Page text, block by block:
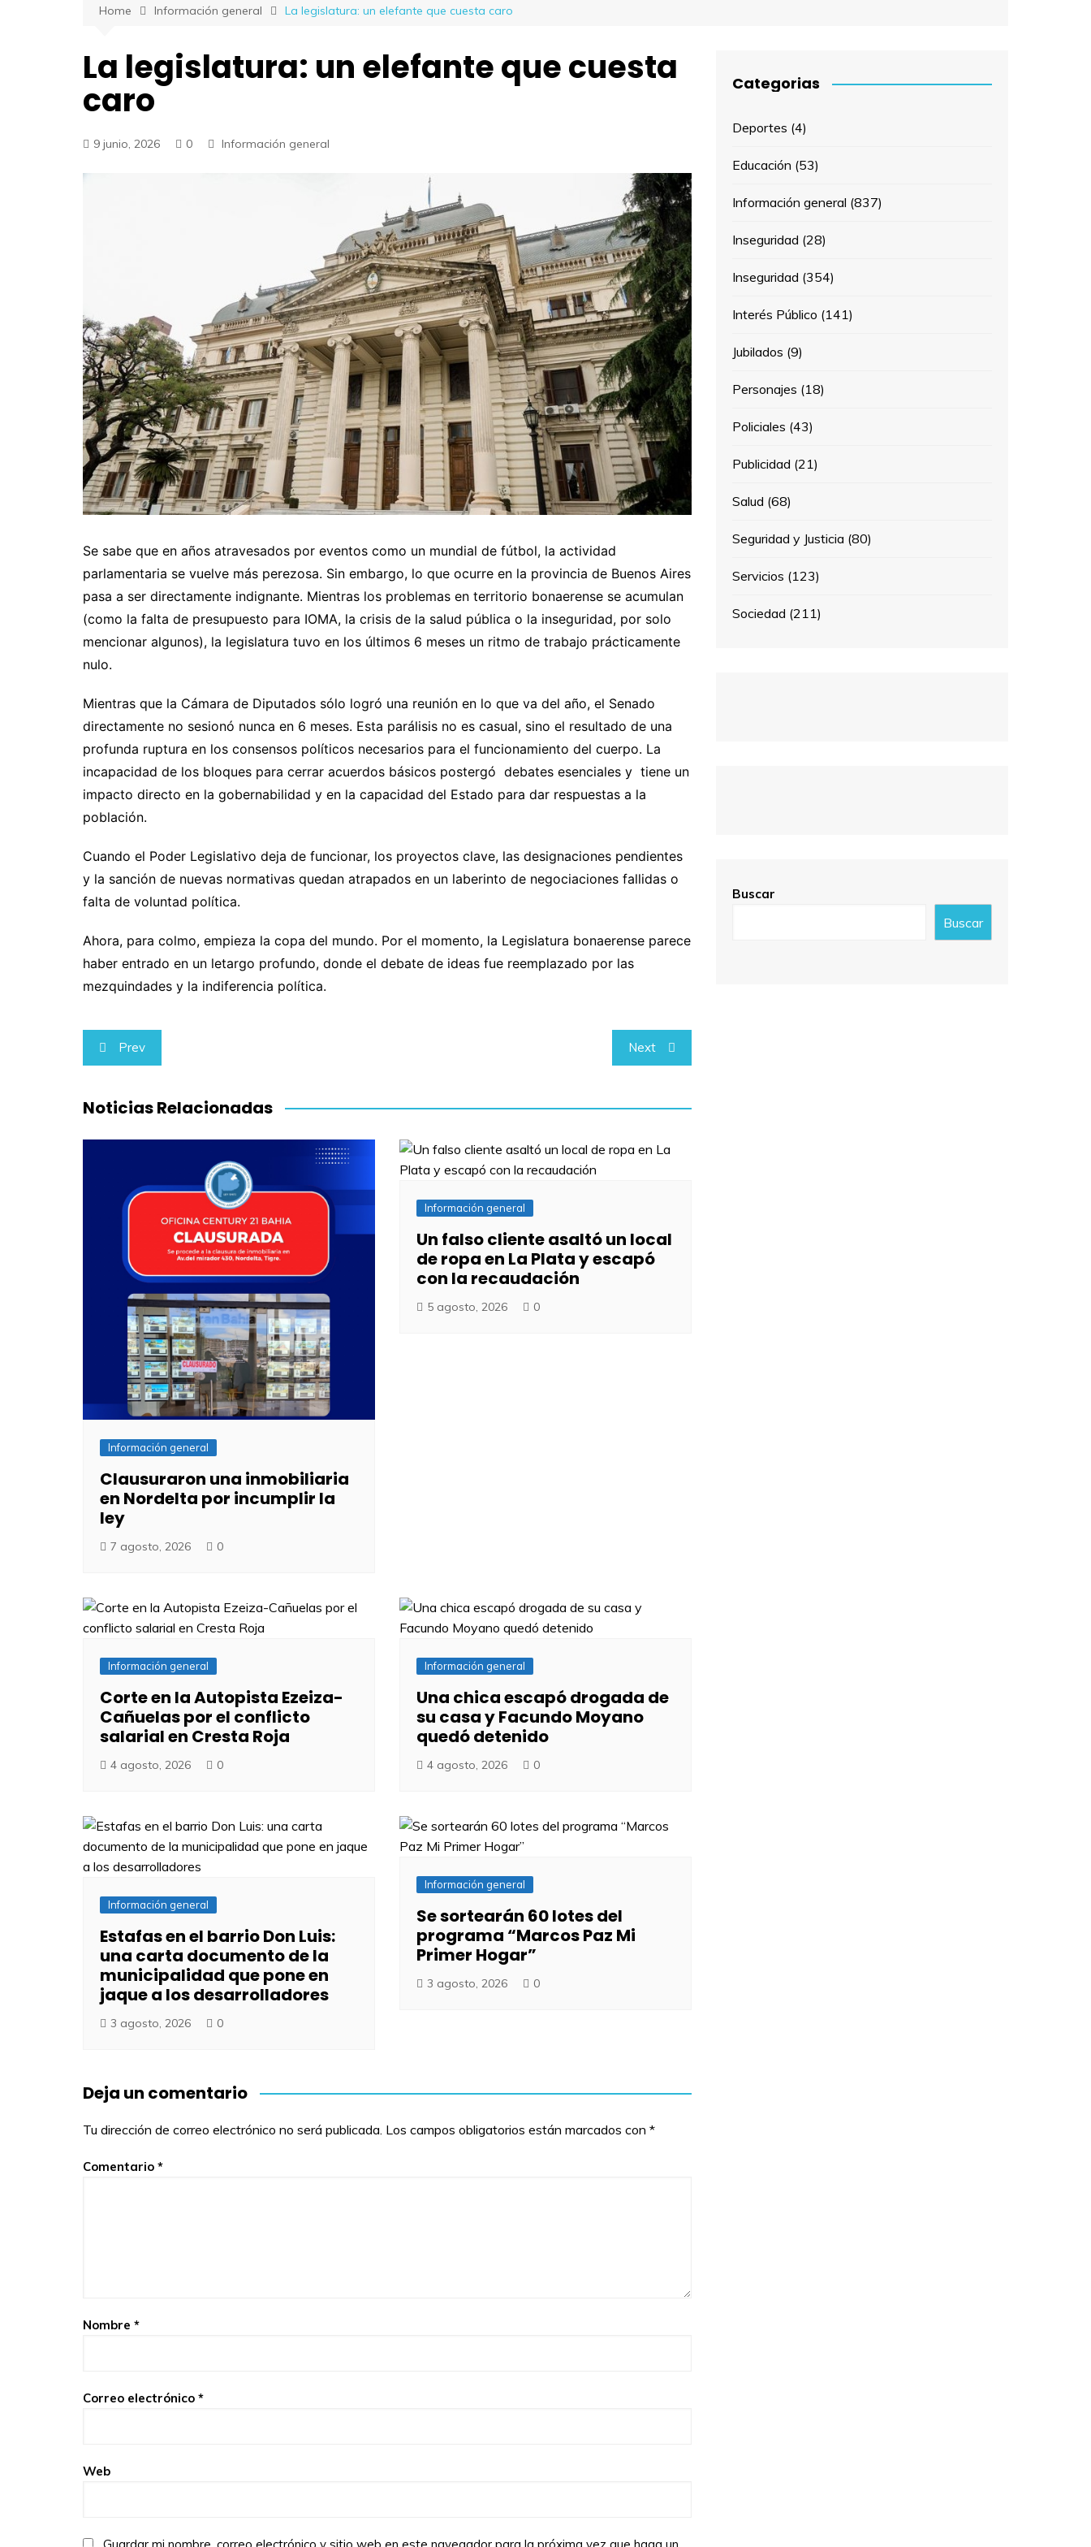
Home Información general La legislatura: un elefante que cuesta caro
La legislatura: un elefante que cuesta
caro
9 junio, 2026 0 Información general
Se sabe que en años atravesados por eventos como un mundial de fútbol, la actividad
parlamentaria se vuelve más perezosa. Sin embargo, lo que ocurre en la provincia de Buenos Aires
pasa a ser directamente indignante. Mientras los problemas en territorio bonaerense se acumulan
(como la falta de presupuesto para IOMA, la crisis de la salud pública o la inseguridad, por solo
mencionar algunos), la legislatura tuvo en los últimos 6 meses un ritmo de trabajo prácticamente
nulo.
Mientras que la Cámara de Diputados sólo logró una reunión en lo que va del año, el Senado
directamente no sesionó nunca en 6 meses. Esta parálisis no es casual, sino el resultado de una
profunda ruptura en los consensos políticos necesarios para el funcionamiento del cuerpo. La
incapacidad de los bloques para cerrar acuerdos básicos postergó debates esenciales y tiene un
impacto directo en la gobernabilidad y en la capacidad del Estado para dar respuestas a la
población.
Cuando el Poder Legislativo deja de funcionar, los proyectos clave, las designaciones pendientes
y la sanción de nuevas normativas quedan atrapados en un laberinto de negociaciones fallidas o
falta de voluntad política.
Ahora, para colmo, empieza la copa del mundo. Por el momento, la Legislatura bonaerense parece
haber entrado en un letargo profundo, donde el debate de ideas fue reemplazado por las
mezquindades y la indiferencia política.
Navegación
de
entradas
Prev Next
Noticias Relacionadas
Información general
Clausuraron una inmobiliaria
en Nordelta por incumplir la
ley
7 agosto, 2026 0
Información general
Un falso cliente asaltó un local
de ropa en La Plata y escapó
con la recaudación
5 agosto, 2026 0
Información general
Corte en la Autopista Ezeiza-
Cañuelas por el conflicto
salarial en Cresta Roja
4 agosto, 2026 0
Información general
Una chica escapó drogada de
su casa y Facundo Moyano
quedó detenido
4 agosto, 2026 0
Información general
Estafas en el barrio Don Luis:
una carta documento de la
municipalidad que pone en
jaque a los desarrolladores
3 agosto, 2026 0
Información general
Se sortearán 60 lotes del
programa “Marcos Paz Mi
Primer Hogar”
3 agosto, 2026 0
Deja un comentario
Tu dirección de correo electrónico no será publicada. Los campos obligatorios están marcados con *
Comentario *
Nombre *
Correo electrónico *
Web
Categorias
Deportes (4)
Educación (53)
Información general (837)
Inseguridad (28)
Inseguridad (354)
Interés Público (141)
Jubilados (9)
Personajes (18)
Policiales (43)
Publicidad (21)
Salud (68)
Seguridad y Justicia (80)
Servicios (123)
Sociedad (211)
Buscar
Buscar